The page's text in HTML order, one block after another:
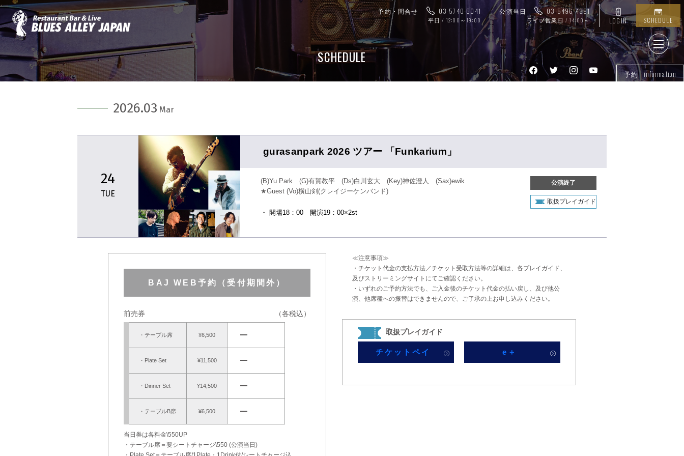
予約・問合せ 03-5740-6041
平日 / 12:00～19:00
公演当日 03-5496-4381
ライブ営業日 / 14:00～ LOGIN SCHEDULE
SCHEDULE
予約 information
2026.03 Mar
24
TUE
gurasanpark 2026 ツアー 「Funkarium」
(B)Yu Park (G)有賀教平 (Ds)白川玄大 (Key)神佐澄人 (Sax)ewik
★Guest (Vo)横山剣(クレイジーケンバンド)
・ 開場18：00 開演19：00×2st
公演終了
取扱プレイガイド
BAJ WEB予約（受付期間外）
前売券 （各税込）
・テーブル席 ¥6,500 remove
・Plate Set ¥11,500 remove
・Dinner Set ¥14,500 remove
・テーブルB席 ¥6,500 remove
当日券は各料金\550UP
・テーブル席＝要シートチャージ\550 (公演当日)
≪注意事項≫
・チケット代金の支払方法／チケット受取方法等の詳細は、各プレイガイド、
及びストリーミングサイトにてご確認ください。
・いずれのご予約方法でも、ご入金後のチケット代金の払い戻し、及び他公
演、他席種への振替はできませんので、ご了承の上お申し込みください。
取扱プレイガイド
チケットペイ e＋